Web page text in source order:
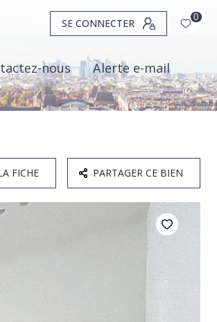
SE CONNECTER 0
nous Alerte e-mail
FICHE PARTAGER CE BIEN